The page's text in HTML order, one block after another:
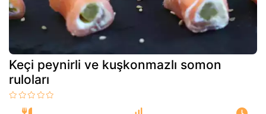
Keçi peynirli ve kuşkonmazlı somon
ruloları